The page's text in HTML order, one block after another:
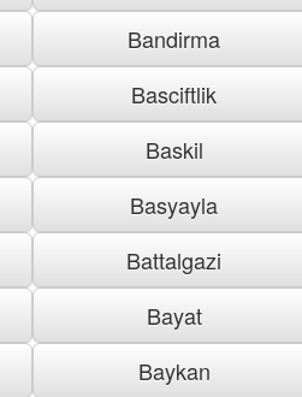
Bandirma
Basciftlik
Baskil
Basyayla
Battalgazi
Bayat
Baykan